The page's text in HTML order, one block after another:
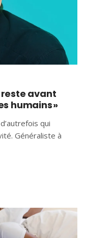
reste avant
humains »
qui
Généraliste à